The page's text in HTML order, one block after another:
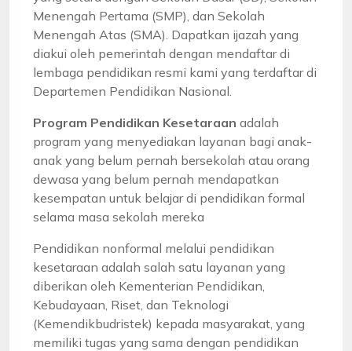
Menengah Pertama (SMP), dan Sekolah
Menengah Atas (SMA). Dapatkan ijazah yang
diakui oleh pemerintah dengan mendaftar di
lembaga pendidikan resmi kami yang terdaftar di
Departemen Pendidikan Nasional.
Program Pendidikan Kesetaraan adalah
program yang menyediakan layanan bagi anak-
anak yang belum pernah bersekolah atau orang
dewasa yang belum pernah mendapatkan
kesempatan untuk belajar di pendidikan formal
selama masa sekolah mereka
Pendidikan nonformal melalui pendidikan
kesetaraan adalah salah satu layanan yang
diberikan oleh Kementerian Pendidikan,
Kebudayaan, Riset, dan Teknologi
(Kemendikbudristek) kepada masyarakat, yang
memiliki tugas yang sama dengan pendidikan